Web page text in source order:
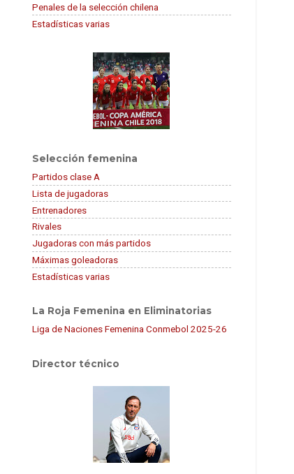
Penales de la selección chilena
Estadísticas varias
Selección femenina
Partidos clase A
Lista de jugadoras
Entrenadores
Rivales
Jugadoras con más partidos
Máximas goleadoras
Estadísticas varias
La Roja Femenina en Eliminatorias
Liga de Naciones Femenina Conmebol 2025-26
Director técnico